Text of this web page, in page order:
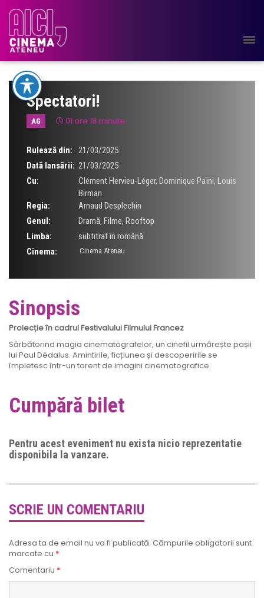
Spectatori!
AG 01 ore 18 minute
Rulează din:
21/03/2025
Dată lansării: 21/03/2025
Cu:
Clément Hervieu-Léger, Dominique Païni, Louis
Birman
Regia:
Arnaud Desplechin
Genul:
Dramă, Filme, Rooftop
Limba:
subtitrat în română
Cinema:
Cinema Ateneu
Sinopsis
Proiecție în cadrul Festivalului Filmului Francez
Sărbătorind magia cinematografelor, un cinefil urmărește pașii
lui Paul Dédalus. Amintirile, ficțiunea și descoperirile se
împletesc într-un torent de imagini cinematografice.
Cumpără bilet
Pentru acest eveniment nu exista nicio reprezentatie
disponibila la vanzare.
SCRIE UN COMENTARIU
Adresa ta de email nu va fi publicată. Câmpurile obligatorii sunt
marcate cu *
Comentariu *